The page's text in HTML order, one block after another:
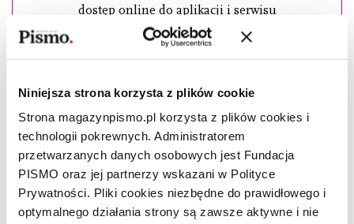
Niniejsza strona korzysta z plików cookie
Strona magazynpismo.pl korzysta z plików cookies i
technologii pokrewnych. Administratorem
przetwarzanych danych osobowych jest Fundacja
PISMO oraz jej partnerzy wskazani w Polityce
Prywatności. Pliki cookies niezbędne do prawidłowego i
optymalnego działania strony są zawsze aktywne i nie
dostęp online do aplikacji i serwisu
WYBIERAM